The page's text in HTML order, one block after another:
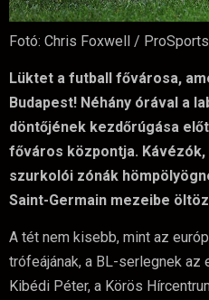
Fotó: Chris Foxwell /
Lüktet a futball fővárosa,
Budapest! Néhány órával a
döntőjének kezdőrúgása
főváros központja.
szurkolói zónák
Saint-Germain mezeibe
A tét nem kisebb, mint az
trófeájának, a BL-serlegnek az
Kibédi Péter, a Körös